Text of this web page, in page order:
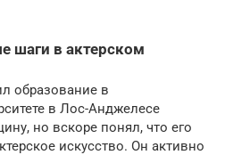
шаги в актерском
образование в
в Лос-Анджелесе
но вскоре понял, что его
искусство. Он активно